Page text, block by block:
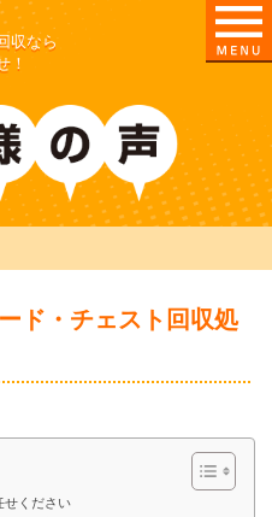
収なら
！
ド・チェスト回収処
せください